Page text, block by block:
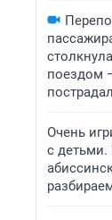
поездом
Очень
с детьми.